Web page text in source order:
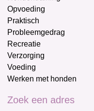
Opvoeding
Praktisch
Probleemgedrag
Recreatie
Verzorging
Voeding
Werken met honden
Zoek een adres